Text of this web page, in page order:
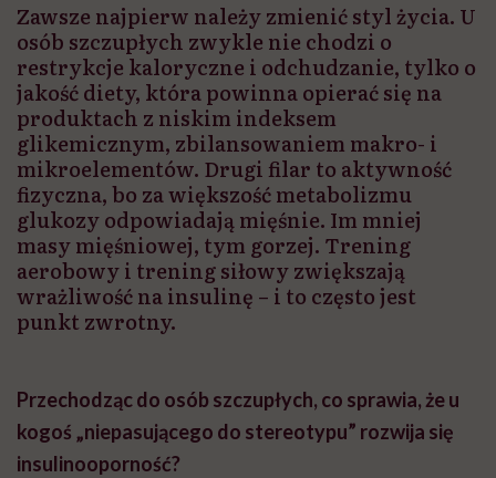
Zawsze najpierw należy zmienić styl życia. U
osób szczupłych zwykle nie chodzi o
restrykcje kaloryczne i odchudzanie, tylko o
jakość diety, która powinna opierać się na
produktach z niskim indeksem
glikemicznym, zbilansowaniem makro- i
mikroelementów. Drugi filar to aktywność
fizyczna, bo za większość metabolizmu
glukozy odpowiadają mięśnie. Im mniej
masy mięśniowej, tym gorzej. Trening
aerobowy i trening siłowy zwiększają
wrażliwość na insulinę – i to często jest
punkt zwrotny.
Przechodząc do osób szczupłych, co sprawia, że u
kogoś „niepasującego do stereotypu” rozwija się
insulinooporność?